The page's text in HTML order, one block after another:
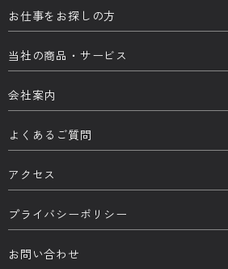
お仕事をお探しの方
当社の商品・サービス
会社案内
よくあるご質問
アクセス
プライバシーポリシー
お問い合わせ